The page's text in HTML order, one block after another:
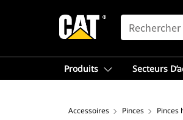
SEARCH
Produits Secteurs
Accessoires Pinces Pinces